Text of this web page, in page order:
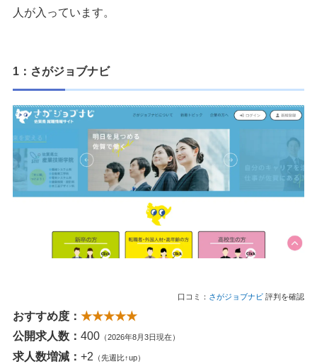
人が入っています。
1：さがジョブナビ
口コミ： さがジョブナビ 評判を確認
おすすめ度： ★★★★★
公開求人数： 400 （2026年8月3日現在）
求人数増減： +2 （先週比↑up）